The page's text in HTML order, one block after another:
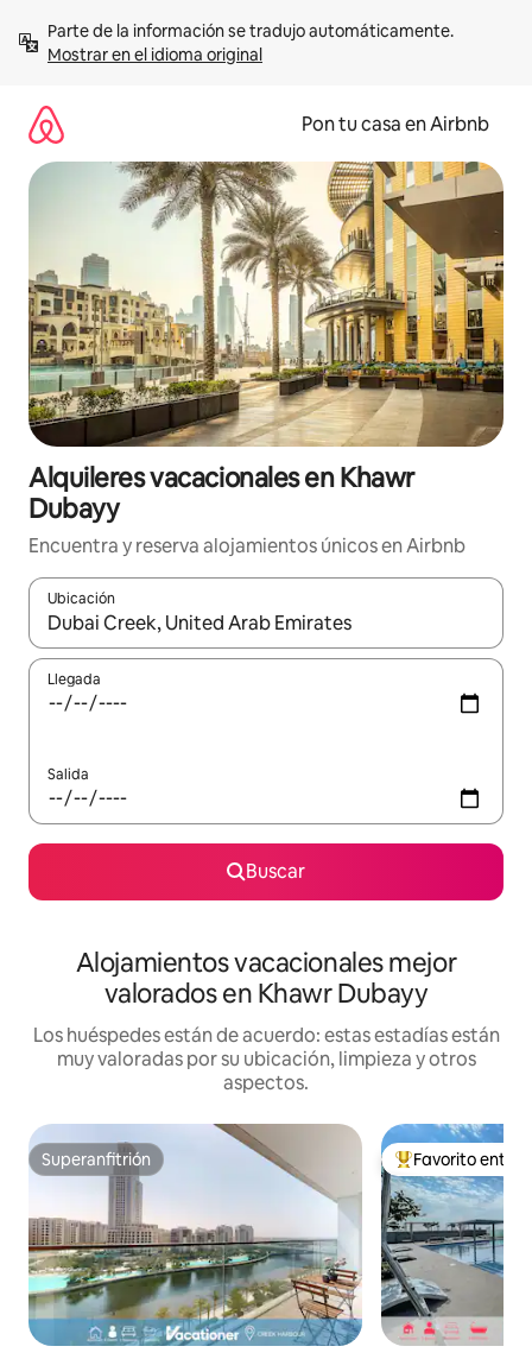
contenidoMostrar en el idioma original
Pon tu casa en Airbnb
Alquileres vacacionales en Khawr
Dubayy
Encuentra y reserva alojamientos únicos en Airbnb
Ubicación
Cuando los resultados estén disponibles, navega con las
Llegada
Salida
Buscar
Alojamientos vacacionales mejor
valorados en Khawr Dubayy
Los huéspedes están de acuerdo: estas estadías están
muy valoradas por su ubicación, limpieza y otros
aspectos.
Superanfitrión
Superanfitrión Favorito entre
Favorito entre